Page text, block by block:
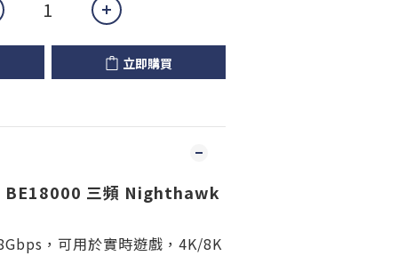
立即購買
三頻 Nighthawk
，可用於實時遊戲，4K/8K